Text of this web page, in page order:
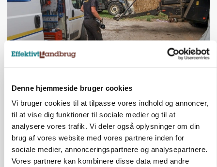
Denne hjemmeside bruger cookies
Vi bruger cookies til at tilpasse vores indhold og annoncer,
til at vise dig funktioner til sociale medier og til at
analysere vores trafik. Vi deler også oplysninger om din
brug af vores website med vores partnere inden for
sociale medier, annonceringspartnere og analysepartnere.
Vores partnere kan kombinere disse data med andre
18 montører står klar i høsten: Sådan holder PN
Maskiner landmænd i gang
MASKINER
Forserie til selvkørende skårlægger afprøves i år